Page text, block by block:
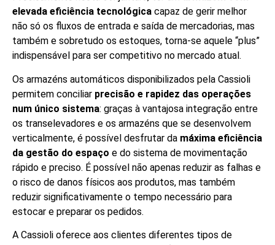
elevada eficiência tecnológica capaz de gerir melhor
não só os fluxos de entrada e saída de mercadorias, mas
também e sobretudo os estoques, torna-se aquele “plus”
indispensável para ser competitivo no mercado atual.
Os armazéns automáticos disponibilizados pela Cassioli
permitem conciliar precisão e rapidez das operações
num único sistema: graças à vantajosa integração entre
os transelevadores e os armazéns que se desenvolvem
verticalmente, é possível desfrutar da máxima eficiência
da gestão do espaço e do sistema de movimentação
rápido e preciso. É possível não apenas reduzir as falhas e
o risco de danos físicos aos produtos, mas também
reduzir significativamente o tempo necessário para
estocar e preparar os pedidos.
A Cassioli oferece aos clientes diferentes tipos de